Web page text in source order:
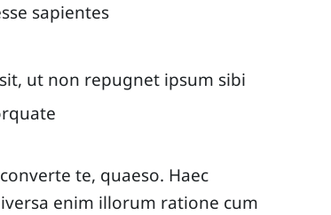
sapientes
ut non repugnet ipsum sibi
te, quaeso. Haec
enim illorum ratione cum